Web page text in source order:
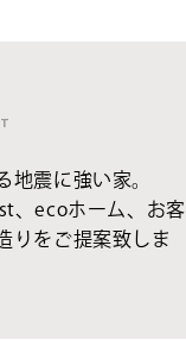
地震に強い家。
、ecoホーム、お客
りをご提案致しま